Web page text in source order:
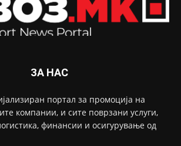
ЗА НАС
портал за промоција на
компании, и сите поврзани услуги,
финансии и осигурување од